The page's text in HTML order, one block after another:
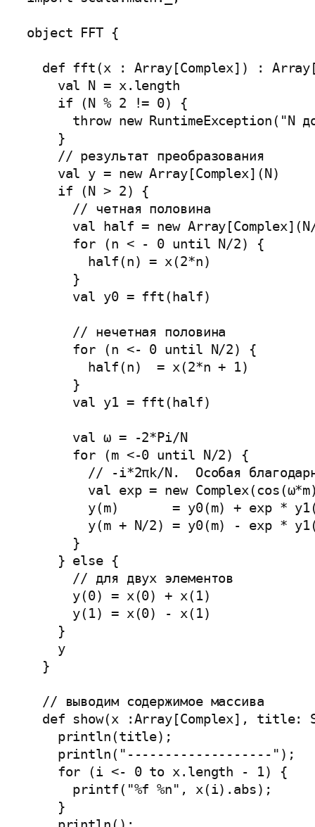
object FFT {
def fft(x : Array[Complex]) :
    val N = x.length
    if (N % 2 != 0) {
throw new RuntimeException("N
    }
    // результат преобразования
    val y = new Array[Complex](N)
    if (N > 2) {
      // четная половина
val half = new
      for (n < - 0 until N/2) {
        half(n) = x(2*n)
      }
      val y0 = fft(half)
      // нечетная половина
      for (n <- 0 until N/2) {
        half(n)  = x(2*n + 1)
      }
      val y1 = fft(half)
      val ω = -2*Pi/N
      for (m <-0 until N/2) {
// -i*2πk/N.  Особая
val exp = new
y(m)       = y0(m) + exp *
y(m + N/2) = y0(m) - exp *
      }
    } else {
      // для двух элементов
      y(0) = x(0) + x(1)
      y(1) = x(0) - x(1)
    }
    y
  }
  // выводим содержимое массива
def show(x :Array[Complex], title:
    println(title);
    println("-------------------");
    for (i <- 0 to x.length - 1) {
      printf("%f %n", x(i).abs);
    }